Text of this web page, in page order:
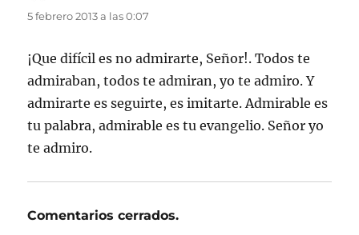
5 febrero 2013 a las 0:07
¡Que difícil es no admirarte, Señor!. Todos te
admiraban, todos te admiran, yo te admiro. Y
admirarte es seguirte, es imitarte. Admirable es
tu palabra, admirable es tu evangelio. Señor yo
te admiro.
Comentarios cerrados.